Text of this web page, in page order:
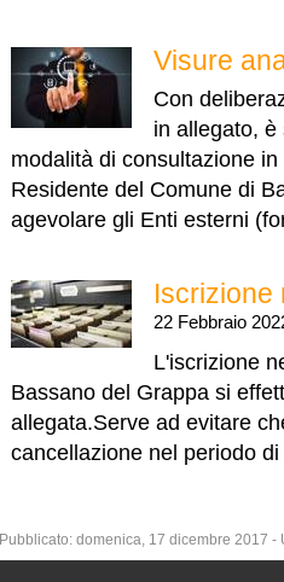
Visure
Con
in allegato,
modalità di consultazione
Residente del Comune di
agevolare gli Enti esterni
Iscrizione
22 Febbraio
L'iscrizione
Bassano del Grappa si
allegata.Serve ad evitare
cancellazione nel periodo
Pubblicato: domenica, 17 dicembre 2017